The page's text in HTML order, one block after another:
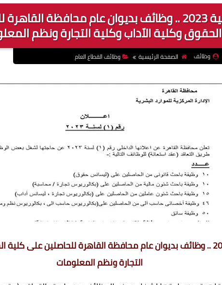
وظائف حكومية 2023 .. وظائف بديوان عام محافظة
الحقوق وكلية الاّداب وكلية التجارة ونظم
وظائف الصفحة الرئيسية وظائف القطاع العام
وظائف حكومية 2023 .. وظائف بديوان عام محافظة القاهرة للحاصلين على
التجارة ونظم المعلومات